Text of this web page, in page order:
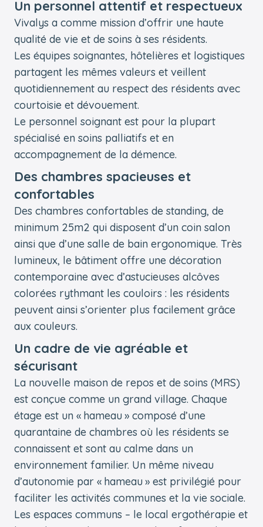
Un personnel attentif et respectueux
Vivalys a comme mission d’offrir une haute
qualité de vie et de soins à ses résidents.
Les équipes soignantes, hôtelières et logistiques
partagent les mêmes valeurs et veillent
quotidiennement au respect des résidents avec
courtoisie et dévouement.
Le personnel soignant est pour la plupart
spécialisé en soins palliatifs et en
accompagnement de la démence.
Des chambres spacieuses et
confortables
Des chambres confortables de standing, de
minimum 25m2 qui disposent d’un coin salon
ainsi que d’une salle de bain ergonomique. Très
lumineux, le bâtiment offre une décoration
contemporaine avec d’astucieuses alcôves
colorées rythmant les couloirs : les résidents
peuvent ainsi s’orienter plus facilement grâce
aux couleurs.
Un cadre de vie agréable et
sécurisant
La nouvelle maison de repos et de soins (MRS)
est conçue comme un grand village. Chaque
étage est un « hameau » composé d’une
quarantaine de chambres où les résidents se
connaissent et sont au calme dans un
environnement familier. Un même niveau
d’autonomie par « hameau » est privilégié pour
faciliter les activités communes et la vie sociale.
Les espaces communs – le local ergothérapie et